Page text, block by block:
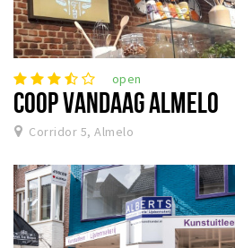
open
COOP VANDAAG ALMELO
Corridor 5, Almelo